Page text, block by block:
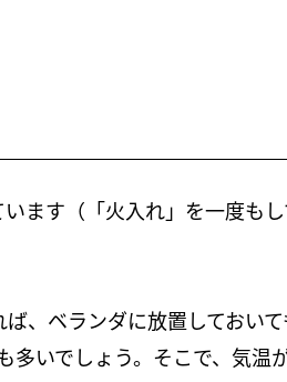
ます（「火入れ」を一度も
、ベランダに放置しておい
多いでしょう。そこで、気温